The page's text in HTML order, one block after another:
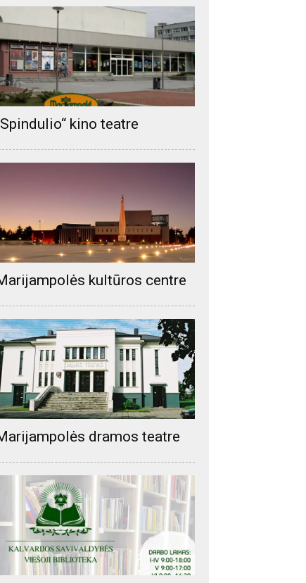
kino teatre
kultūros centre
dramos teatre